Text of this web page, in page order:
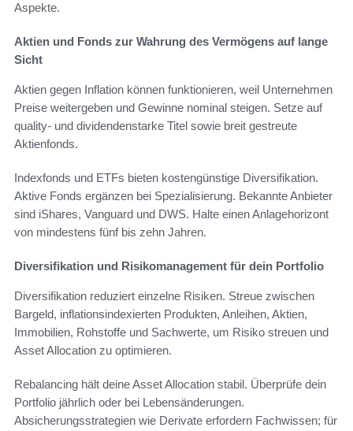
Aspekte.
Aktien und Fonds zur Wahrung des Vermögens auf lange
Sicht
Aktien gegen Inflation können funktionieren, weil Unternehmen
Preise weitergeben und Gewinne nominal steigen. Setze auf
quality- und dividendenstarke Titel sowie breit gestreute
Aktienfonds.
Indexfonds und ETFs bieten kostengünstige Diversifikation.
Aktive Fonds ergänzen bei Spezialisierung. Bekannte Anbieter
sind iShares, Vanguard und DWS. Halte einen Anlagehorizont
von mindestens fünf bis zehn Jahren.
Diversifikation und Risikomanagement für dein Portfolio
Diversifikation reduziert einzelne Risiken. Streue zwischen
Bargeld, inflationsindexierten Produkten, Anleihen, Aktien,
Immobilien, Rohstoffe und Sachwerte, um Risiko streuen und
Asset Allocation zu optimieren.
Rebalancing hält deine Asset Allocation stabil. Überprüfe dein
Portfolio jährlich oder bei Lebensänderungen.
Absicherungsstrategien wie Derivate erfordern Fachwissen; für